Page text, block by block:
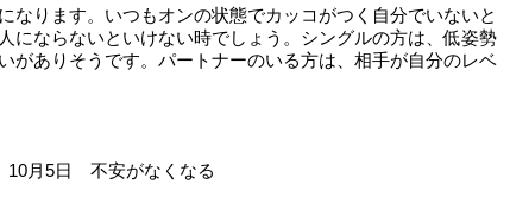
なります。いつもオンの状態でカッコがつく自分でいないと
にならないといけない時でしょう。シングルの方は、低姿勢
がありそうです。パートナーのいる方は、相手が自分のレベ
月5日 不安がなくなる